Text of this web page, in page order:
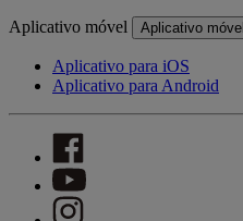
Aplicativo móvel Aplicativo móvel
Aplicativo para iOS
Aplicativo para Android